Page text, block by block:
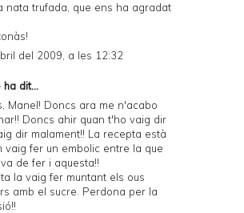
nata trufada, que ens ha agradat
del 2009, a les 12:32
ha dit...
Manel! Doncs ara me n'acabo
Doncs ahir quan t'ho vaig dir
dir malament!! La recepta està
vaig fer un embolic entre la que
de fer i aquesta!!
la vaig fer muntant els ous
amb el sucre. Perdona per la